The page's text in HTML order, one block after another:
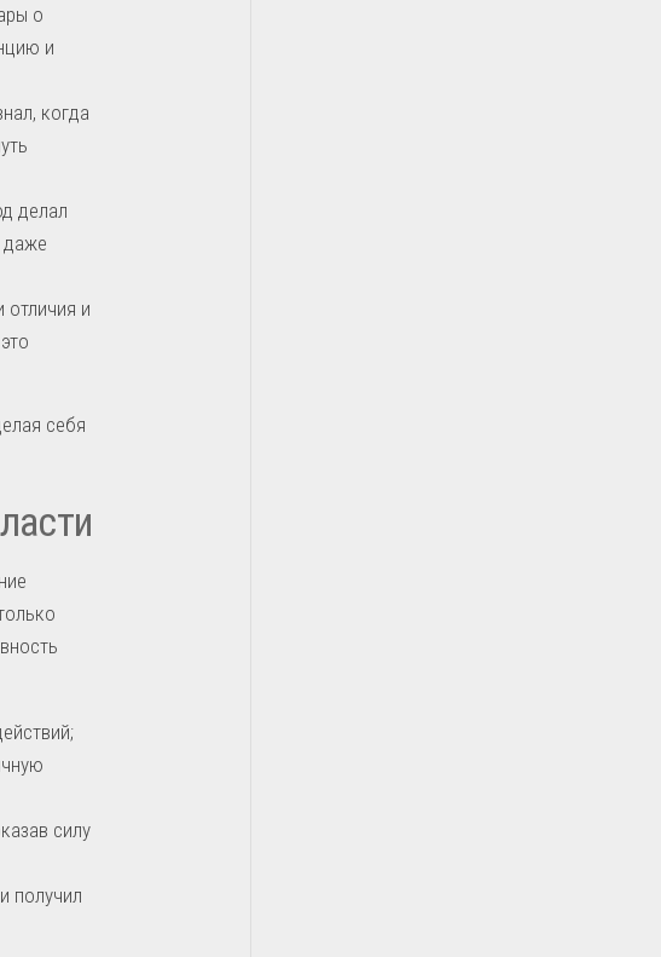
о
и
когда
делал
даже
и
себя
силу
получил